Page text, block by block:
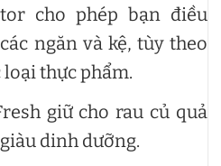
cho phép bạn điều
ngăn và kệ, tùy theo
thực phẩm.
giữ cho rau củ quả
dinh dưỡng.